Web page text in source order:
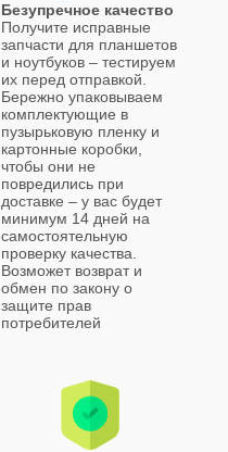
Безупречное качество
Получите исправные
запчасти для планшетов
и ноутбуков – тестируем
их перед отправкой.
Бережно упаковываем
комплектующие в
пузырьковую пленку и
картонные коробки,
чтобы они не
повредились при
доставке – у вас будет
минимум 14 дней на
самостоятельную
проверку качества.
Возможет возврат и
обмен по закону о
защите прав
потребителей